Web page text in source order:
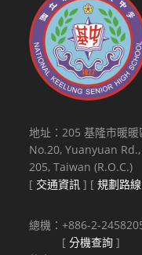
地址：205 基隆市暖
No.20, Yuanyuan
205, Taiwan (R.O.C.)
[ 交通資訊 ] [規劃路線
總機：+886-2-
[分機查詢 ]